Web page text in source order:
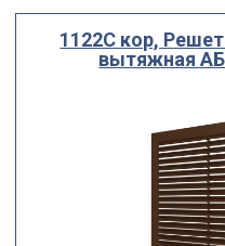
1122С кор,
вытяжная